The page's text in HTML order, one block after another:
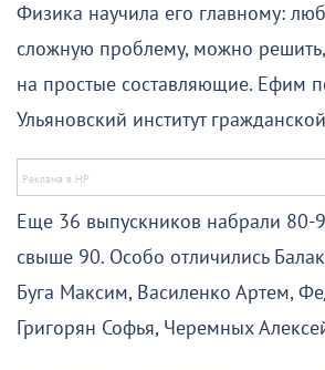
Физика научила его главному:
сложную проблему, можно решить,
на простые составляющие. Ефим
Ульяновский институт
Еще 36 выпускников набрали 80-
свыше 90. Особо отличились
Буга Максим, Василенко Артем,
Григорян Софья, Черемных